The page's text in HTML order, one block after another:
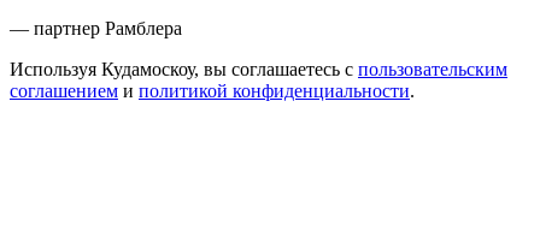
— партнер Рамблера
Используя Кудамоскоу, вы соглашаетесь с пользовательским
соглашением и политикой конфиденциальности.